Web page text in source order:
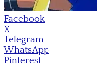
Facebook
X
Telegram
WhatsApp
Pinterest